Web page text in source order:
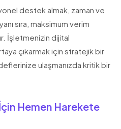
destek almak, zaman ve
sıra, maksimum verim
İşletmenizin dijital
çıkarmak için stratejik bir
ulaşmanızda kritik bir
İçin Hemen Harekete